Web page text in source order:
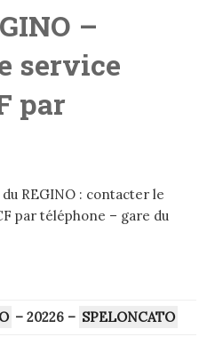
–
service
par
REGINO : contacter le
par téléphone – gare du
– 20226 – SPELONCATO